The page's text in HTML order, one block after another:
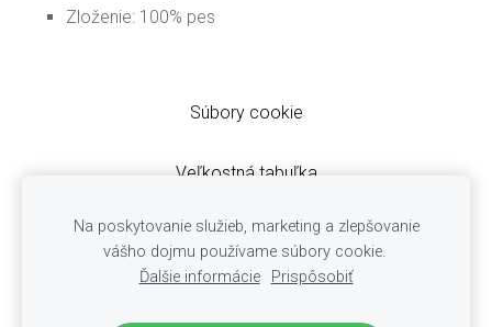
Zloženie: 100% pes
Súbory cookie
Veľkostná tabuľka
Ochrana osobných údajov
Cookies
Reklamácie
Doručovanie zásielok
Na poskytovanie služieb, marketing a zlepšovanie
vášho dojmu používame súbory cookie.
Ďalšie informácie
Prispôsobiť